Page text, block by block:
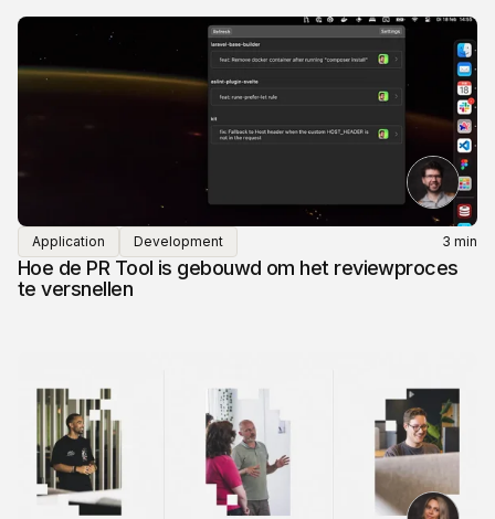
Application Development 3 min
Hoe de PR Tool is gebouwd om het reviewproces
te versnellen